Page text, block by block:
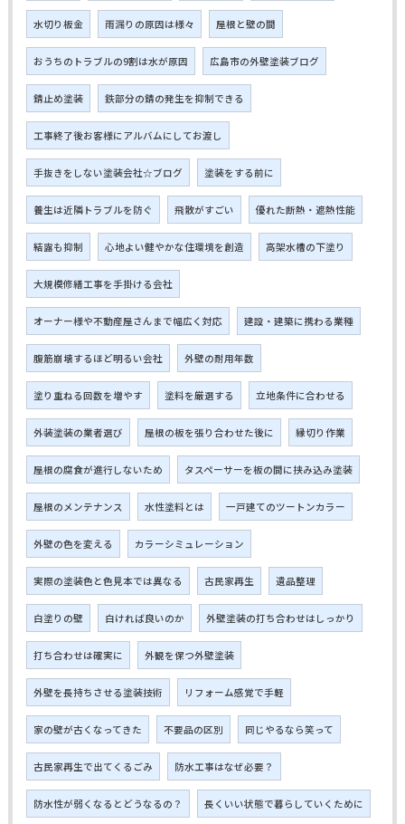
水切り板金 雨漏りの原因は様々 屋根と壁の間
おうちのトラブルの9割は水が原因 広島市の外壁塗装ブログ
錆止め塗装 鉄部分の錆の発生を抑制できる
工事終了後お客様にアルバムにしてお渡し
手抜きをしない塗装会社☆ブログ 塗装をする前に
養生は近隣トラブルを防ぐ 飛散がすごい 優れた断熱・遮熱性能
結露も抑制 心地よい健やかな住環境を創造 高架水槽の下塗り
大規模修繕工事を手掛ける会社
オーナー様や不動産屋さんまで幅広く対応 建設・建築に携わる業種
腹筋崩壊するほど明るい会社 外壁の耐用年数
塗り重ねる回数を増やす 塗料を厳選する 立地条件に合わせる
外装塗装の業者選び 屋根の板を張り合わせた後に 縁切り作業
屋根の腐食が進行しないため タスペーサーを板の間に挟み込み塗装
屋根のメンテナンス 水性塗料とは 一戸建てのツートンカラー
外壁の色を変える カラーシミュレーション
実際の塗装色と色見本では異なる 古民家再生 遺品整理
白塗りの壁 白ければ良いのか 外壁塗装の打ち合わせはしっかり
打ち合わせは確実に 外観を保つ外壁塗装
外壁を長持ちさせる塗装技術 リフォーム感覚で手軽
家の壁が古くなってきた 不要品の区別 同じやるなら笑って
古民家再生で出てくるごみ 防水工事はなぜ必要？
防水性が弱くなるとどうなるの？ 長くいい状態で暮らしていくために